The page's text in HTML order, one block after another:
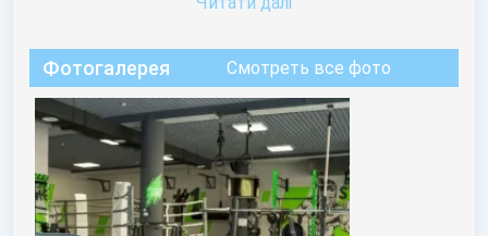
Фотогалерея Смотреть все фото